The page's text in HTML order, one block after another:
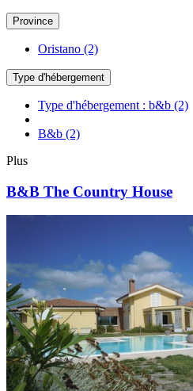
Province
Oristano (2)
Type d'hébergement
Type d'hébergement : b&b (2)
B&b (2)
Plus
B&B The Country House